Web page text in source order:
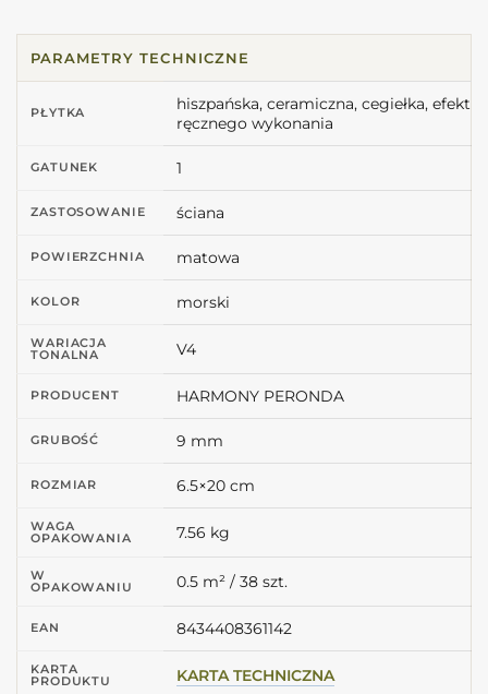
PARAMETRY TECHNICZNE
PŁYTKA
hiszpańska, ceramiczna, cegiełka, efekt
ręcznego wykonania
GATUNEK 1
ZASTOSOWANIE ściana
POWIERZCHNIA matowa
KOLOR morski
WARIACJA
TONALNA V4
PRODUCENT HARMONY PERONDA
GRUBOŚĆ 9 mm
ROZMIAR 6.5×20 cm
WAGA
OPAKOWANIA 7.56 kg
W
OPAKOWANIU 0.5 m² / 38 szt.
EAN 8434408361142
KARTA
PRODUKTU KARTA TECHNICZNA